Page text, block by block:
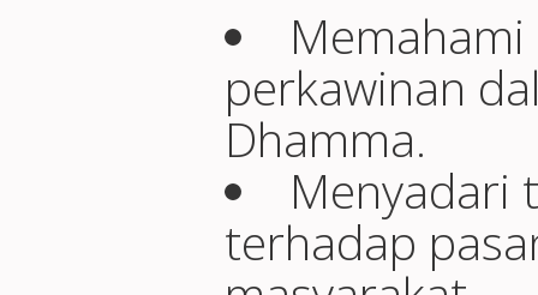
perkawinan
Dhamma.
Menyadari
terhadap